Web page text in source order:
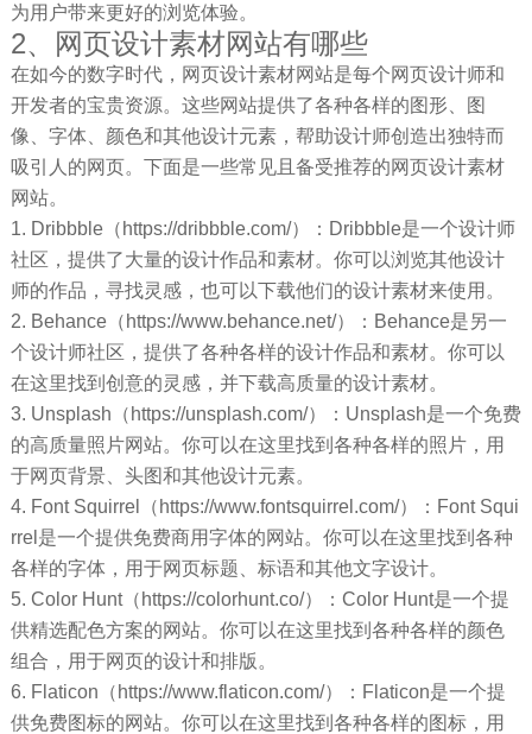
为用户带来更好的浏览体验。
2、网页设计素材网站有哪些
在如今的数字时代，网页设计素材网站是每个网页设计师和
开发者的宝贵资源。这些网站提供了各种各样的图形、图
像、字体、颜色和其他设计元素，帮助设计师创造出独特而
吸引人的网页。下面是一些常见且备受推荐的网页设计素材
网站。
1. Dribbble（https://dribbble.com/）：Dribbble是一个设计师
社区，提供了大量的设计作品和素材。你可以浏览其他设计
师的作品，寻找灵感，也可以下载他们的设计素材来使用。
2. Behance（https://www.behance.net/）：Behance是另一
个设计师社区，提供了各种各样的设计作品和素材。你可以
在这里找到创意的灵感，并下载高质量的设计素材。
3. Unsplash（https://unsplash.com/）：Unsplash是一个免费
的高质量照片网站。你可以在这里找到各种各样的照片，用
于网页背景、头图和其他设计元素。
4. Font Squirrel（https://www.fontsquirrel.com/）：Font Squi
rrel是一个提供免费商用字体的网站。你可以在这里找到各种
各样的字体，用于网页标题、标语和其他文字设计。
5. Color Hunt（https://colorhunt.co/）：Color Hunt是一个提
供精选配色方案的网站。你可以在这里找到各种各样的颜色
组合，用于网页的设计和排版。
6. Flaticon（https://www.flaticon.com/）：Flaticon是一个提
供免费图标的网站。你可以在这里找到各种各样的图标，用